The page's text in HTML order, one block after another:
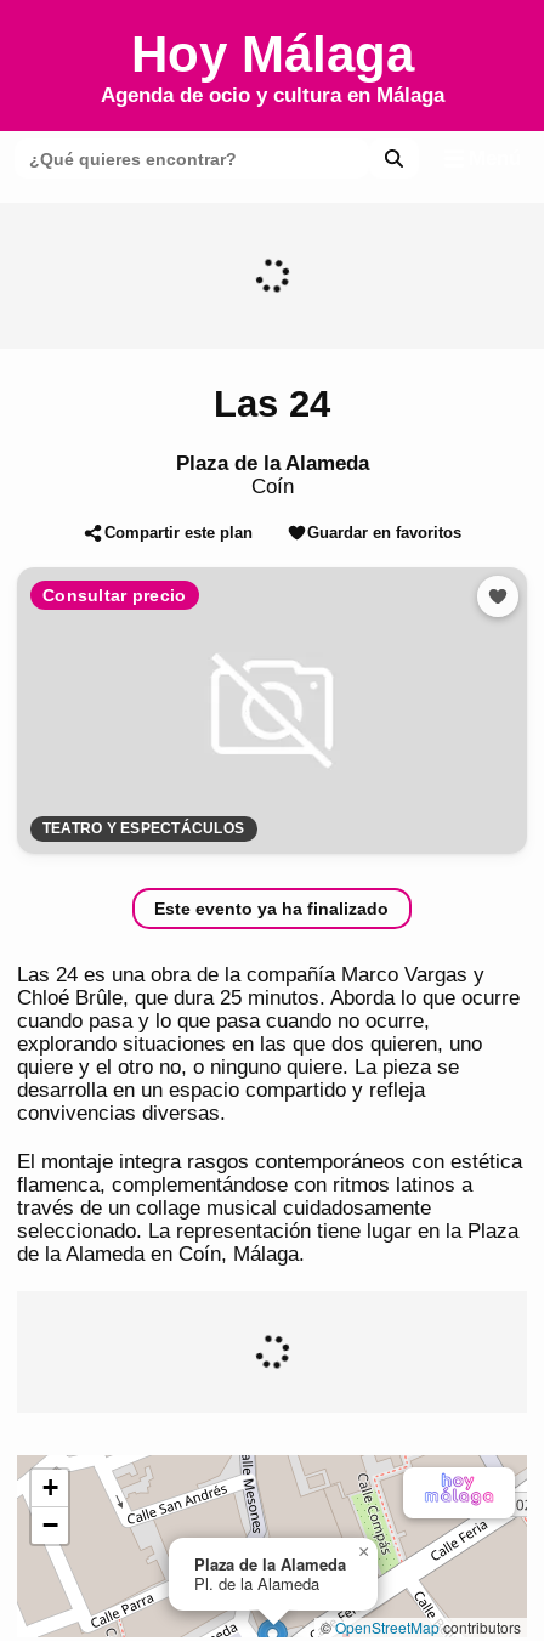
Hoy Málaga
Agenda de ocio y cultura en Málaga
Las 24
Plaza de la Alameda
Coín
Compartir este plan Guardar en favoritos
Consultar precio
TEATRO Y ESPECTÁCULOS
Este evento ya ha finalizado
Las 24 es una obra de la compañía Marco Vargas y
Chloé Brûle, que dura 25 minutos. Aborda lo que ocurre
cuando pasa y lo que pasa cuando no ocurre,
explorando situaciones en las que dos quieren, uno
quiere y el otro no, o ninguno quiere. La pieza se
desarrolla en un espacio compartido y refleja
convivencias diversas.
El montaje integra rasgos contemporáneos con estética
flamenca, complementándose con ritmos latinos a
través de un collage musical cuidadosamente
seleccionado. La representación tiene lugar en la Plaza
de la Alameda en Coín, Málaga.